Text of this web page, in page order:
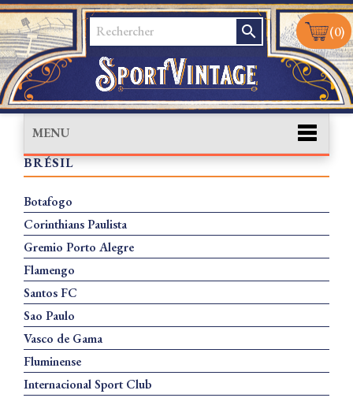
search (0)
MENU
BRÉSIL
Botafogo
Corinthians Paulista
Gremio Porto Alegre
Flamengo
Santos FC
Sao Paulo
Vasco de Gama
Fluminense
Internacional Sport Club